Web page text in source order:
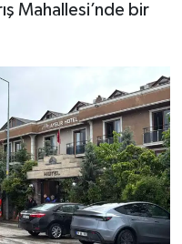
Mahallesi’nde bir